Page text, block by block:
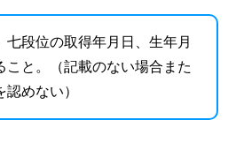
七段位の取得年月日、生年月
こと。（記載のない場合また
めない）